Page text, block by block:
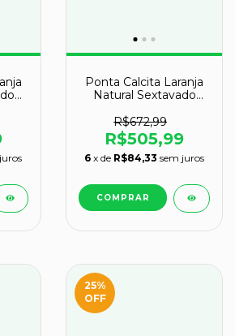
Ponta Calcita Laranja
Natural Sextavado
R$672,99
R$505,99
6 x de R$84,33 sem juros
25%
OFF